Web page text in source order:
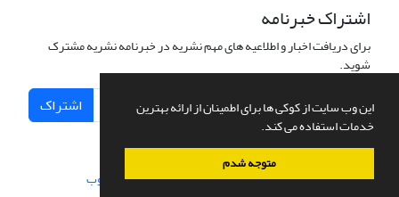
این وب سایت از کوکی ها برای اطمینان از ارائه بهترین
خدمات استفاده می کند.
متوجه شدم
اشتراک خبرنامه
برای دریافت اخبار و اطلاعیه های مهم نشریه در خبرنامه نشریه مشترک
شوید.
اشتراک
سامانه مدیریت نشریات علمی.طراحی و پیاده سازی از سیناوب